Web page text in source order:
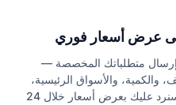
عرض أسعار فوري
متطلباتك المخصصة —
والكمية، والأسواق الرئيسية،
وقنوات البيع — وسنرد عليك بعرض أسعار خلال 24